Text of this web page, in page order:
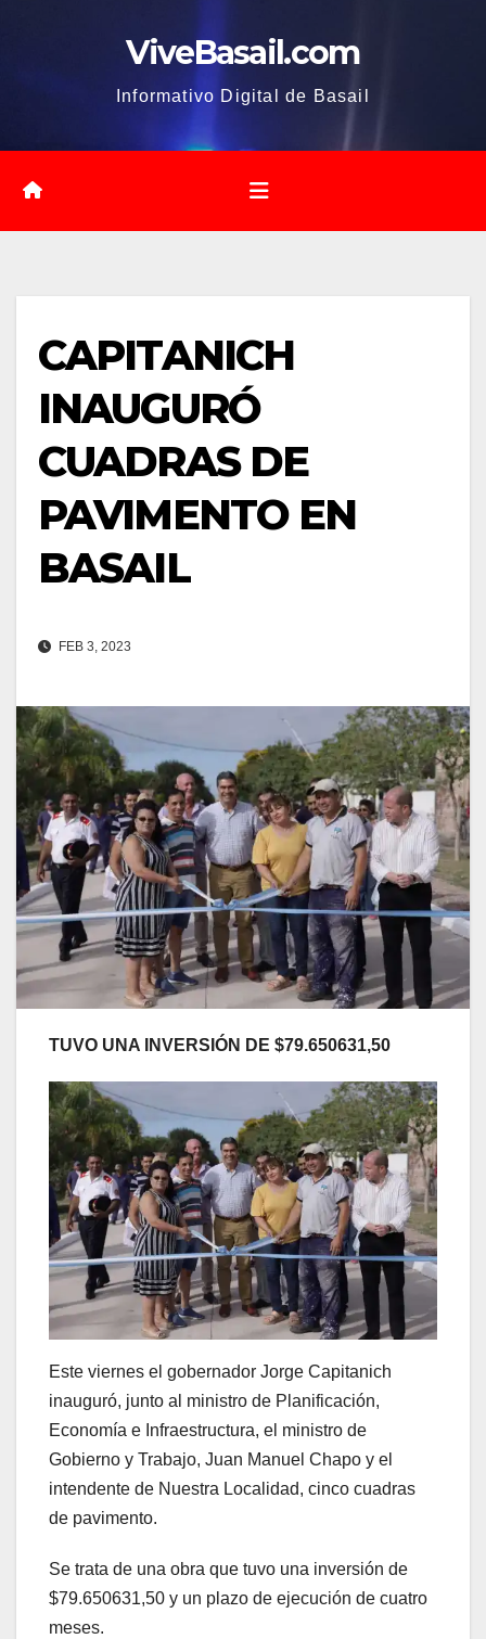
ViveBasail.com
Informativo Digital de Basail
CAPITANICH
INAUGURÓ
CUADRAS DE
PAVIMENTO EN
BASAIL
FEB 3, 2023
TUVO UNA INVERSIÓN DE $79.650631,50
Este viernes el gobernador Jorge Capitanich
inauguró, junto al ministro de Planificación,
Economía e Infraestructura, el ministro de
Gobierno y Trabajo, Juan Manuel Chapo y el
intendente de Nuestra Localidad, cinco cuadras
de pavimento.
Se trata de una obra que tuvo una inversión de
$79.650631,50 y un plazo de ejecución de cuatro
meses.